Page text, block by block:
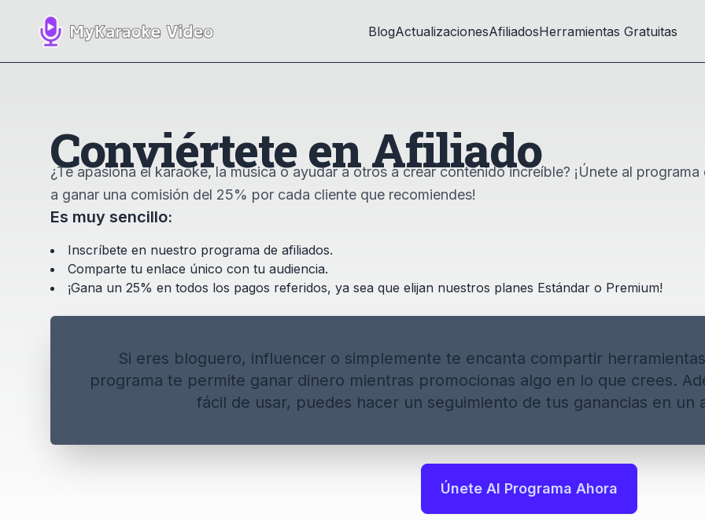
BlogActualizacionesAfiliadosHerramientas Gratuitas
Conviértete en Afiliado
¿Te apasiona el karaoke, la música o ayudar a otros a crear contenido increíble? ¡Únete al
a ganar una comisión del 25% por cada cliente que recomiendes!
Es muy sencillo:
Inscríbete en nuestro programa de afiliados.
Comparte tu enlace único con tu audiencia.
¡Gana un 25% en todos los pagos referidos, ya sea que elijan nuestros planes Estándar o Premium!
Si eres bloguero, influencer o simplemente te encanta compartir
programa te permite ganar dinero mientras promocionas algo en lo que crees.
fácil de usar, puedes hacer un seguimiento de tus ganancias en un
Únete Al Programa Ahora